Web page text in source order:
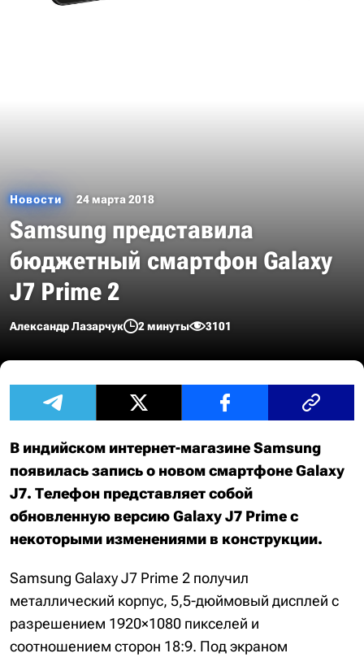
Новости 24 марта 2018
Samsung представила
бюджетный смартфон Galaxy
J7 Prime 2
Александр Лазарчук 2 минуты 3101
В индийском интернет-магазине Samsung
появилась запись о новом смартфоне Galaxy
J7. Телефон представляет собой
обновленную версию Galaxy J7 Prime с
некоторыми изменениями в конструкции.
Samsung Galaxy J7 Prime 2 получил
металлический корпус, 5,5-дюймовый дисплей с
разрешением 1920×1080 пикселей и
соотношением сторон 18:9. Под экраном